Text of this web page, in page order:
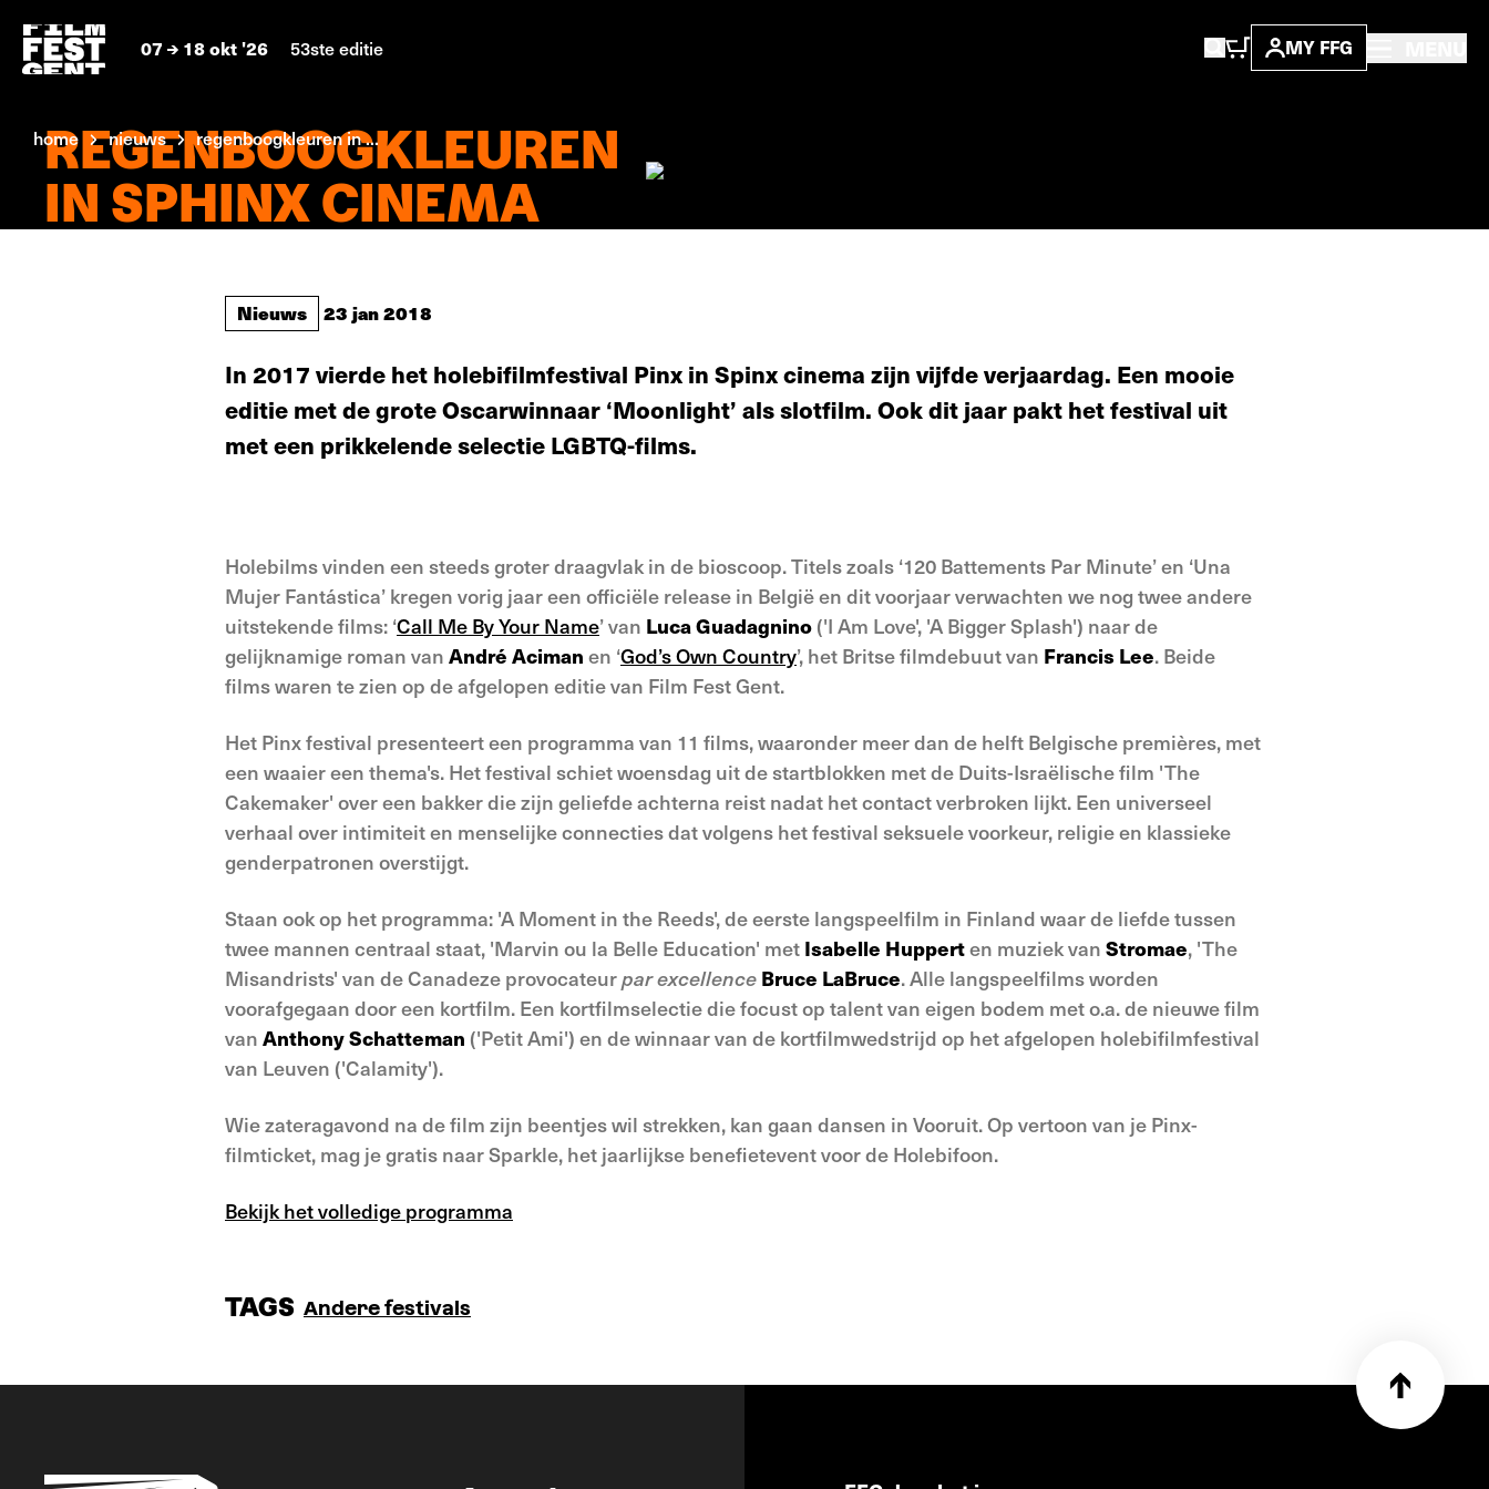
07 18 okt '26 53ste editie MY FFG
home nieuws regenboogkleuren in ...
REGENBOOGKLEUREN
IN SPHINX CINEMA
Nieuws 23 jan 2018
In 2017 vierde het holebifilmfestival Pinx in Spinx cinema zijn vijfde verjaardag. Een mooie
editie met de grote Oscarwinnaar ‘Moonlight’ als slotfilm. Ook dit jaar pakt het festival uit
met een prikkelende selectie LGBTQ-films.
Holebilms vinden een steeds groter draagvlak in de bioscoop. Titels zoals ‘120 Battements Par Minute’ en ‘Una
Mujer Fantástica’ kregen vorig jaar een officiële release in België en dit voorjaar verwachten we nog twee andere
uitstekende films: ‘Call Me By Your Name’ van Luca Guadagnino ('I Am Love', 'A Bigger Splash') naar de
gelijknamige roman van André Aciman en ‘God’s Own Country’, het Britse filmdebuut van Francis Lee. Beide
films waren te zien op de afgelopen editie van Film Fest Gent.
Het Pinx festival presenteert een programma van 11 films, waaronder meer dan de helft Belgische premières, met
een waaier een thema's. Het festival schiet woensdag uit de startblokken met de Duits-Israëlische film 'The
Cakemaker' over een bakker die zijn geliefde achterna reist nadat het contact verbroken lijkt. Een universeel
verhaal over intimiteit en menselijke connecties dat volgens het festival seksuele voorkeur, religie en klassieke
genderpatronen overstijgt.
Staan ook op het programma: 'A Moment in the Reeds', de eerste langspeelfilm in Finland waar de liefde tussen
twee mannen centraal staat, 'Marvin ou la Belle Education' met Isabelle Hupperten muziek van Stromae, 'The
Misandrists' van de Canadeze provocateurpar excellence Bruce LaBruce. Alle langspeelfilms worden
voorafgegaan door een kortfilm. Een kortfilmselectie die focust op talent van eigen bodem met o.a. de nieuwe film
van Anthony Schatteman ('Petit Ami') en de winnaar van de kortfilmwedstrijd op het afgelopen holebifilmfestival
van Leuven ('Calamity').
Wie zateragavond na de film zijn beentjes wil strekken, kan gaan dansen in Vooruit. Op vertoon van je Pinx-
filmticket, mag je gratis naar Sparkle, het jaarlijkse benefietevent voor de Holebifoon.
Bekijk het volledige programma
TAGS Andere festivals